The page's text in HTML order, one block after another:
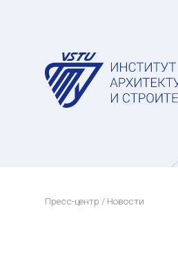
Пресс-центр / Новости